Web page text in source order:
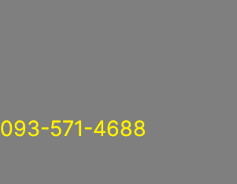
093-571-4688